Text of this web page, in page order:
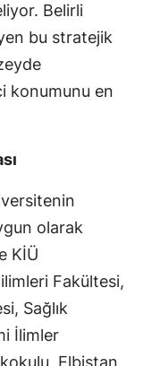
Belirli
bu stratejik
konumunu en
olarak
KİÜ
Fakültesi,
Sağlık
İlimler
Elbistan